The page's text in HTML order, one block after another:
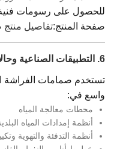
للحصول على رسومات فنية
صفحة المنتج:تفاصيل منتج
6. التطبيقات الصناعية وحالات الاستخدام
تستخدم صمامات الفراشة
واسع في:
محطات معالجة المياه
أنظمة إمدادات المياه
أنظمة التدفئة والتهوية